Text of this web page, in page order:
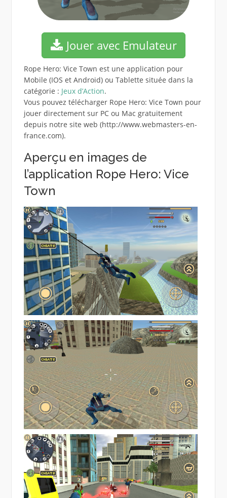
Jouer avec Emulateur
Rope Hero: Vice Town est une application pour
Mobile (IOS et Android) ou Tablette située dans la
catégorie : Jeux d’Action.
Vous pouvez télécharger Rope Hero: Vice Town pour
jouer directement sur PC ou Mac gratuitement
depuis notre site web (http://www.webmasters-en-
france.com).
Aperçu en images de
l’application Rope Hero: Vice
Town